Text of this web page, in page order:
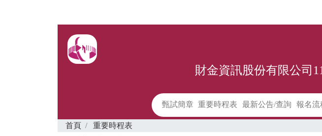
財金資訊股份有限公司
甄試簡章 重要時程表 最新公告/查詢 報名流
首頁 重要時程表